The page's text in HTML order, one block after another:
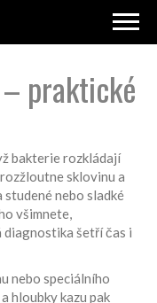
praktické
bakterie rozkládají
sklovinu a
nebo sladké
všimnete,
diagnostika šetří čas i
nebo speciálního
hloubky kazu pak